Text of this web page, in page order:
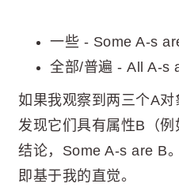
一些 - Some A-s
全部/普遍 - All A-s
如果我观察到两三个A对
发现它们具有属性B（例
结论，Some A-s are B
即基于我的直觉。